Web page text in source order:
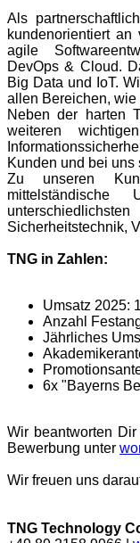
Als
kundenorientiert
agile
DevOps & Cloud.
Big Data und IoT.
allen Bereichen, wie
Neben der harten
weiteren
Kunden und bei uns
Zu unseren
Sicherheitstechnik,
TNG in Zahlen:
Umsatz 2025:
Anzahl
Jährliches
6x "Bayerns
Wir beantworten
Bewerbung unter
Wir freuen uns
TNG Technology